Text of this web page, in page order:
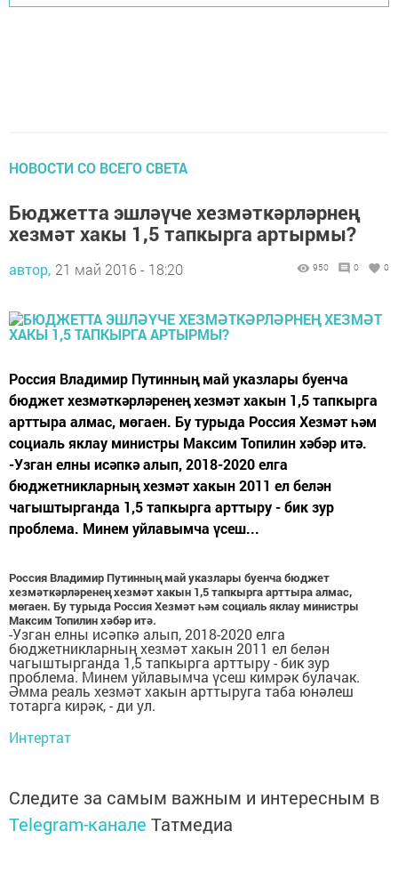
НОВОСТИ СО ВСЕГО СВЕТА
Бюджетта эшләүче хезмәткәрләрнең
хезмәт хакы 1,5 тапкырга артырмы?
автор, 21 май 2016 - 18:20 950 0 0
Россия Владимир Путинның май указлары буенча
бюджет хезмәткәрләренең хезмәт хакын 1,5 тапкырга
арттыра алмас, мөгаен. Бу турыда Россия Хезмәт һәм
социаль яклау министры Максим Топилин хәбәр итә.
-Узган елны исәпкә алып, 2018-2020 елга
бюджетникларның хезмәт хакын 2011 ел белән
чагыштырганда 1,5 тапкырга арттыру - бик зур
проблема. Минем уйлавымча үсеш...
Россия Владимир Путинның май указлары буенча бюджет
хезмәткәрләренең хезмәт хакын 1,5 тапкырга арттыра алмас,
мөгаен. Бу турыда Россия Хезмәт һәм социаль яклау министры
Максим Топилин хәбәр итә.
-Узган елны исәпкә алып, 2018-2020 елга
бюджетникларның хезмәт хакын 2011 ел белән
чагыштырганда 1,5 тапкырга арттыру - бик зур
проблема. Минем уйлавымча үсеш кимрәк булачак.
Әмма реаль хезмәт хакын арттыруга таба юнәлеш
тотарга кирәк, - ди ул.
Интертат
Следите за самым важным и интересным в
Telegram-канале Татмедиа